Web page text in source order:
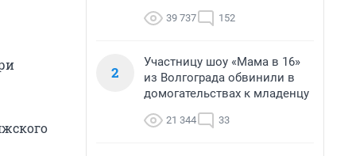
39 737 152
2
Участницу шоу «Мама в 16»
из Волгограда обвинили в
домогательствах к младенцу
21 344 33